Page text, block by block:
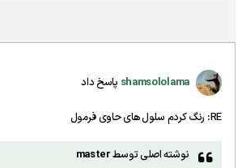
shamsololama پاسخ داد
RE: رنگ کردم سلول های حاوی فرمول
نوشته اصلی توسطmaster